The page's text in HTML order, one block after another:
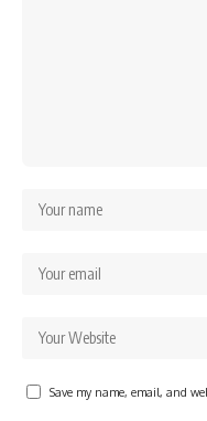
Save my name, email, and